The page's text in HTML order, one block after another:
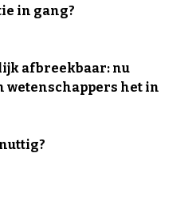
in gang?
afbreekbaar: nu
wetenschappers het in